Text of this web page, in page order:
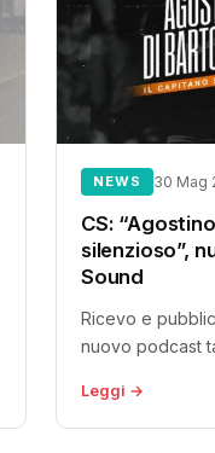
NEWS 30 Mag
CS:
silenzioso”,
Sound
Ricevo e
nuovo podcast
Leggi →